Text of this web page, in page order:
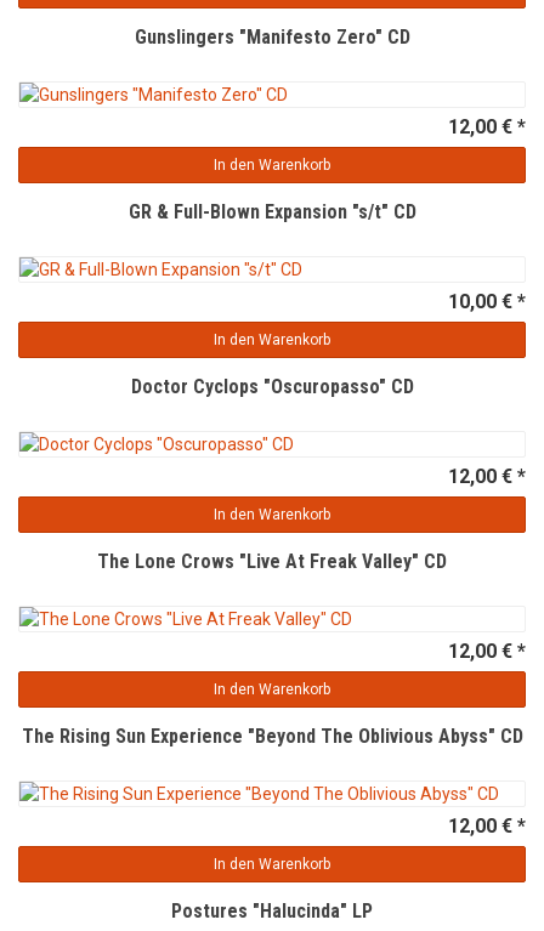
Gunslingers "Manifesto Zero" CD
12,00 € *
In den Warenkorb
GR & Full-Blown Expansion "s/t" CD
10,00 € *
In den Warenkorb
Doctor Cyclops "Oscuropasso" CD
12,00 € *
In den Warenkorb
The Lone Crows "Live At Freak Valley" CD
12,00 € *
In den Warenkorb
The Rising Sun Experience "Beyond The Oblivious Abyss" CD
12,00 € *
In den Warenkorb
Postures "Halucinda" LP